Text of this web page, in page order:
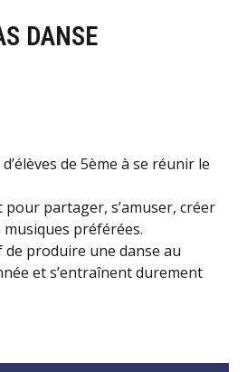
DANSE
de 5ème à se réunir le
pour partager, s’amuser, créer
préférées.
produire une danse au
et s’entraînent durement